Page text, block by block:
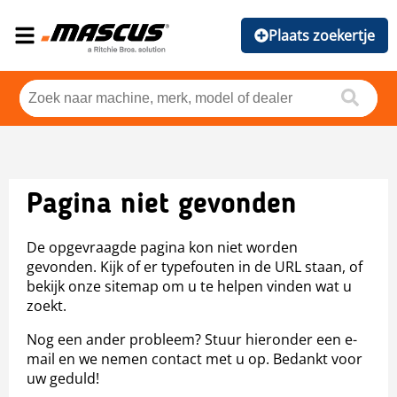
Plaats zoekertje
Pagina niet gevonden
De opgevraagde pagina kon niet worden
gevonden. Kijk of er typefouten in de URL staan, of
bekijk onze sitemap om u te helpen vinden wat u
zoekt.
Nog een ander probleem? Stuur hieronder een e-
mail en we nemen contact met u op. Bedankt voor
uw geduld!